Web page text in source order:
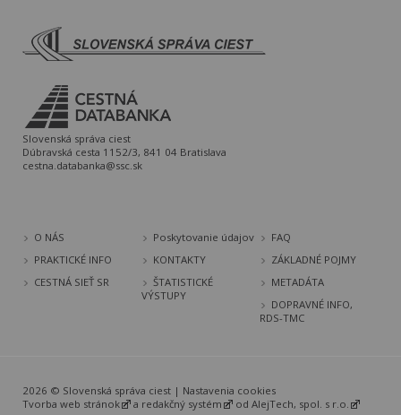
Slovenská správa ciest
Dúbravská cesta 1152/3, 841 04 Bratislava
cestna.databanka@ssc.sk
O NÁS Poskytovanie údajov
FAQ
PRAKTICKÉ INFO
KONTAKTY
ZÁKLADNÉ POJMY
CESTNÁ SIEŤ SR
ŠTATISTICKÉ
VÝSTUPY
METADÁTA
DOPRAVNÉ INFO,
RDS-TMC
2026 © Slovenská správa ciest | Nastavenia cookies
Tvorba web stránok
a redakčný systém od AlejTech, spol. s r.o.